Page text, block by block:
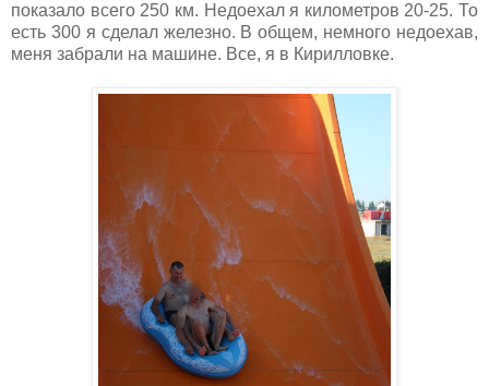
показало всего 250 км. Недоехал я километров 20-25. То
есть 300 я сделал железно. В общем, немного недоехав,
меня забрали на машине. Все, я в Кирилловке.